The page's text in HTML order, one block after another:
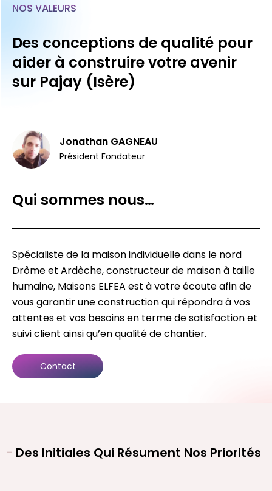
Qui sommes nous…
Spécialiste de la maison individuelle dans le nord
Drôme et Ardèche, constructeur de maison à taille
humaine, Maisons ELFEA est à votre écoute afin de
vous garantir une construction qui répondra à vos
attentes et vos besoins en terme de satisfaction et
suivi client ainsi qu’en qualité de chantier.
Contact
NOS VALEURS
Des conceptions de qualité pour
aider à construire votre avenir
sur Pajay (Isère)
Jonathan GAGNEAU
Président Fondateur
- Des Initiales Qui Résument Nos Priorités